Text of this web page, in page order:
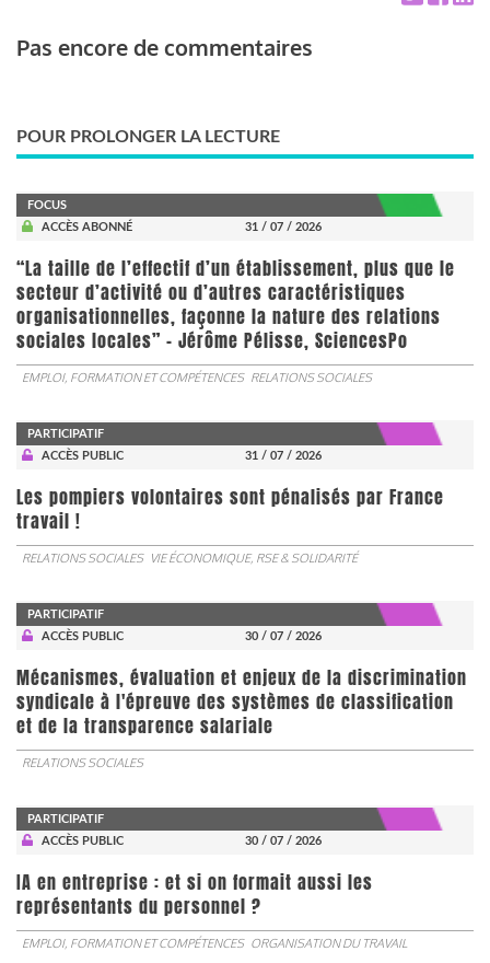
Pas encore de commentaires
POUR PROLONGER LA LECTURE
FOCUS
ACCÈS ABONNÉ
31 / 07 / 2026
“La taille de l’effectif d’un établissement, plus que le
secteur d’activité ou d’autres caractéristiques
organisationnelles, façonne la nature des relations
sociales locales” - Jérôme Pélisse, SciencesPo
EMPLOI, FORMATION ET COMPÉTENCES RELATIONS SOCIALES
PARTICIPATIF
ACCÈS PUBLIC
31 / 07 / 2026
Les pompiers volontaires sont pénalisés par France
travail !
RELATIONS SOCIALES VIE ÉCONOMIQUE, RSE & SOLIDARITÉ
PARTICIPATIF
ACCÈS PUBLIC
30 / 07 / 2026
Mécanismes, évaluation et enjeux de la discrimination
syndicale à l'épreuve des systèmes de classification
et de la transparence salariale
RELATIONS SOCIALES
PARTICIPATIF
ACCÈS PUBLIC
30 / 07 / 2026
IA en entreprise : et si on formait aussi les
représentants du personnel ?
EMPLOI, FORMATION ET COMPÉTENCES ORGANISATION DU TRAVAIL